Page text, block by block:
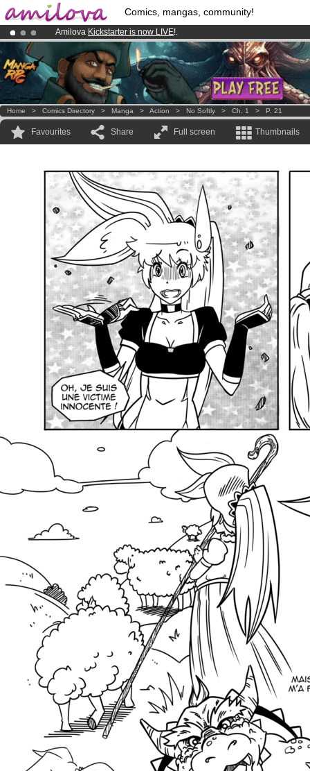
Comics, mangas, community!
Amilova Kickstarter is now LIVE!.
Already 134393membersand 1208comics & mangas!.
Premium membership from3.95 euros per month !Get membership
Home > Comics Directory > Manga > Action > No Softly > Ch. 1 > P. 21
Favourites Share Full screen Thumbnails